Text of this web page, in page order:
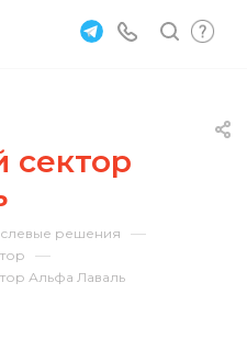
сектор
решения —
—
Альфа Лаваль